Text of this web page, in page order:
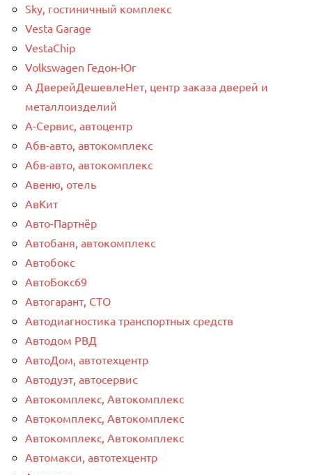
Sky, гостиничный комплекс
Vesta Garage
VestaChip
Volkswagen Гедон-Юг
А ДверейДешевлеНет, центр заказа дверей и
металлоизделий
А-Сервис, автоцентр
Абв-авто, автокомплекс
Абв-авто, автокомплекс
Авеню, отель
АвКит
Авто-Партнёр
Автобаня, автокомплекс
Автобокс
АвтоБокс69
Автогарант, СТО
Автодиагностика транспортных средств
Автодом РВД
АвтоДом, автотехцентр
Автодуэт, автосервис
Автокомплекс, Автокомплекс
Автокомплекс, Автокомплекс
Автокомплекс, Автокомплекс
Автомакси, автотехцентр